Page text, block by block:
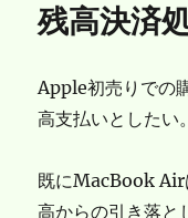
残高決済
Apple初売りでの
高支払いとしたい。
既にMacBook Air
高からの引き落と